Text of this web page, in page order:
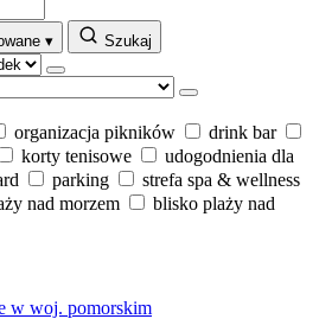
▾ Szukaj
organizacja pikników
drink bar
korty tenisowe
udogodnienia dla
parking
strefa spa & wellness
nad morzem
blisko plaży nad
w woj. pomorskim